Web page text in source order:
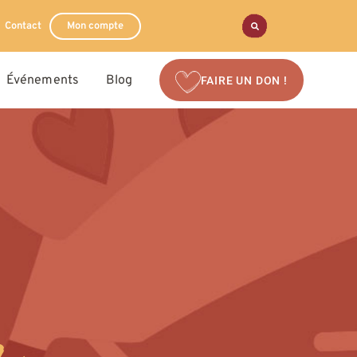
Contact Mon compte
Événements Blog FAIRE UN DON !